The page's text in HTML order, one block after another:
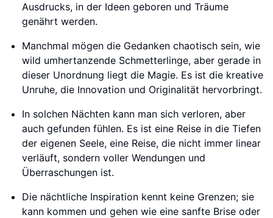
Ausdrucks, in der Ideen geboren und Träume
genährt werden.
Manchmal mögen die Gedanken chaotisch sein, wie
wild umhertanzende Schmetterlinge, aber gerade in
dieser Unordnung liegt die Magie. Es ist die kreative
Unruhe, die Innovation und Originalität hervorbringt.
In solchen Nächten kann man sich verloren, aber
auch gefunden fühlen. Es ist eine Reise in die Tiefen
der eigenen Seele, eine Reise, die nicht immer linear
verläuft, sondern voller Wendungen und
Überraschungen ist.
Die nächtliche Inspiration kennt keine Grenzen; sie
kann kommen und gehen wie eine sanfte Brise oder